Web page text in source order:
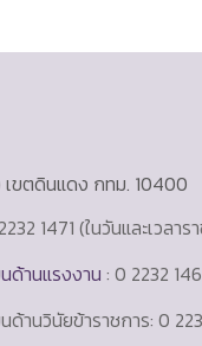
ขตดินแดง กทม. 10400
1471 (ในวันและเวลาร
ด้านแรงงาน : 0 2232
านวินัยข้าราชการ: 0